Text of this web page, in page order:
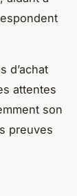
d’achat
attentes
son
preuves